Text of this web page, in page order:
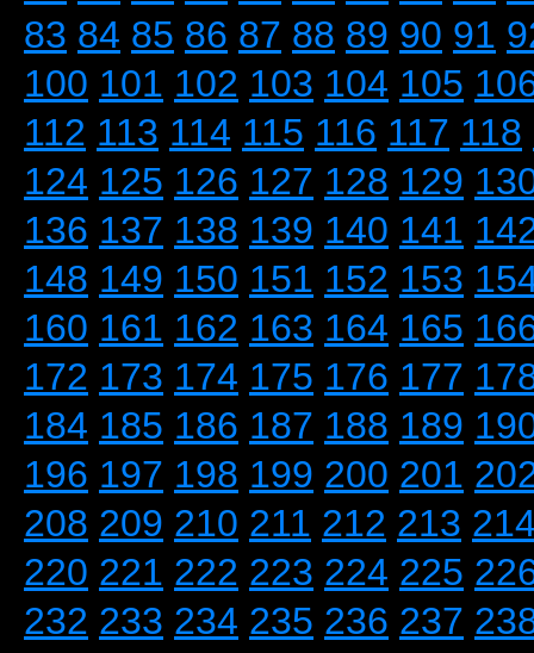
83 84 85 86 87 88 89 90 91
100 101 102 103 104 105
112 113 114 115 116 117 118
124 125 126 127 128 129
136 137 138 139 140 141
148 149 150 151 152 153
160 161 162 163 164 165
172 173 174 175 176 177
184 185 186 187 188 189
196 197 198 199 200 201
208 209 210 211 212 213
220 221 222 223 224 225
232 233 234 235 236 237